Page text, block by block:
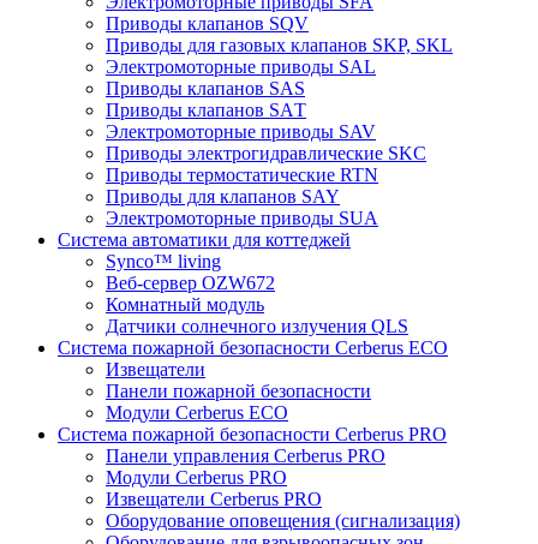
Приводы клапанов SQV
Приводы для газовых клапанов SKP, SKL
Электромоторные приводы SAL
Приводы клапанов SAS
Приводы клапанов SAТ
Электромоторные приводы SAV
Приводы электрогидравлические SKC
Приводы термостатические RTN
Приводы для клапанов SAY
Электромоторные приводы SUA
Система автоматики для коттеджей
Synco™ living
Веб-сервер OZW672
Комнатный модуль
Датчики солнечного излучения QLS
Система пожарной безопасности Cerberus ECO
Извещатели
Панели пожарной безопасности
Модули Cerberus ECO
Система пожарной безопасности Cerberus PRO
Панели управления Cerberus PRO
Модули Cerberus PRO
Извещатели Cerberus PRO
Оборудование оповещения (сигнализация)